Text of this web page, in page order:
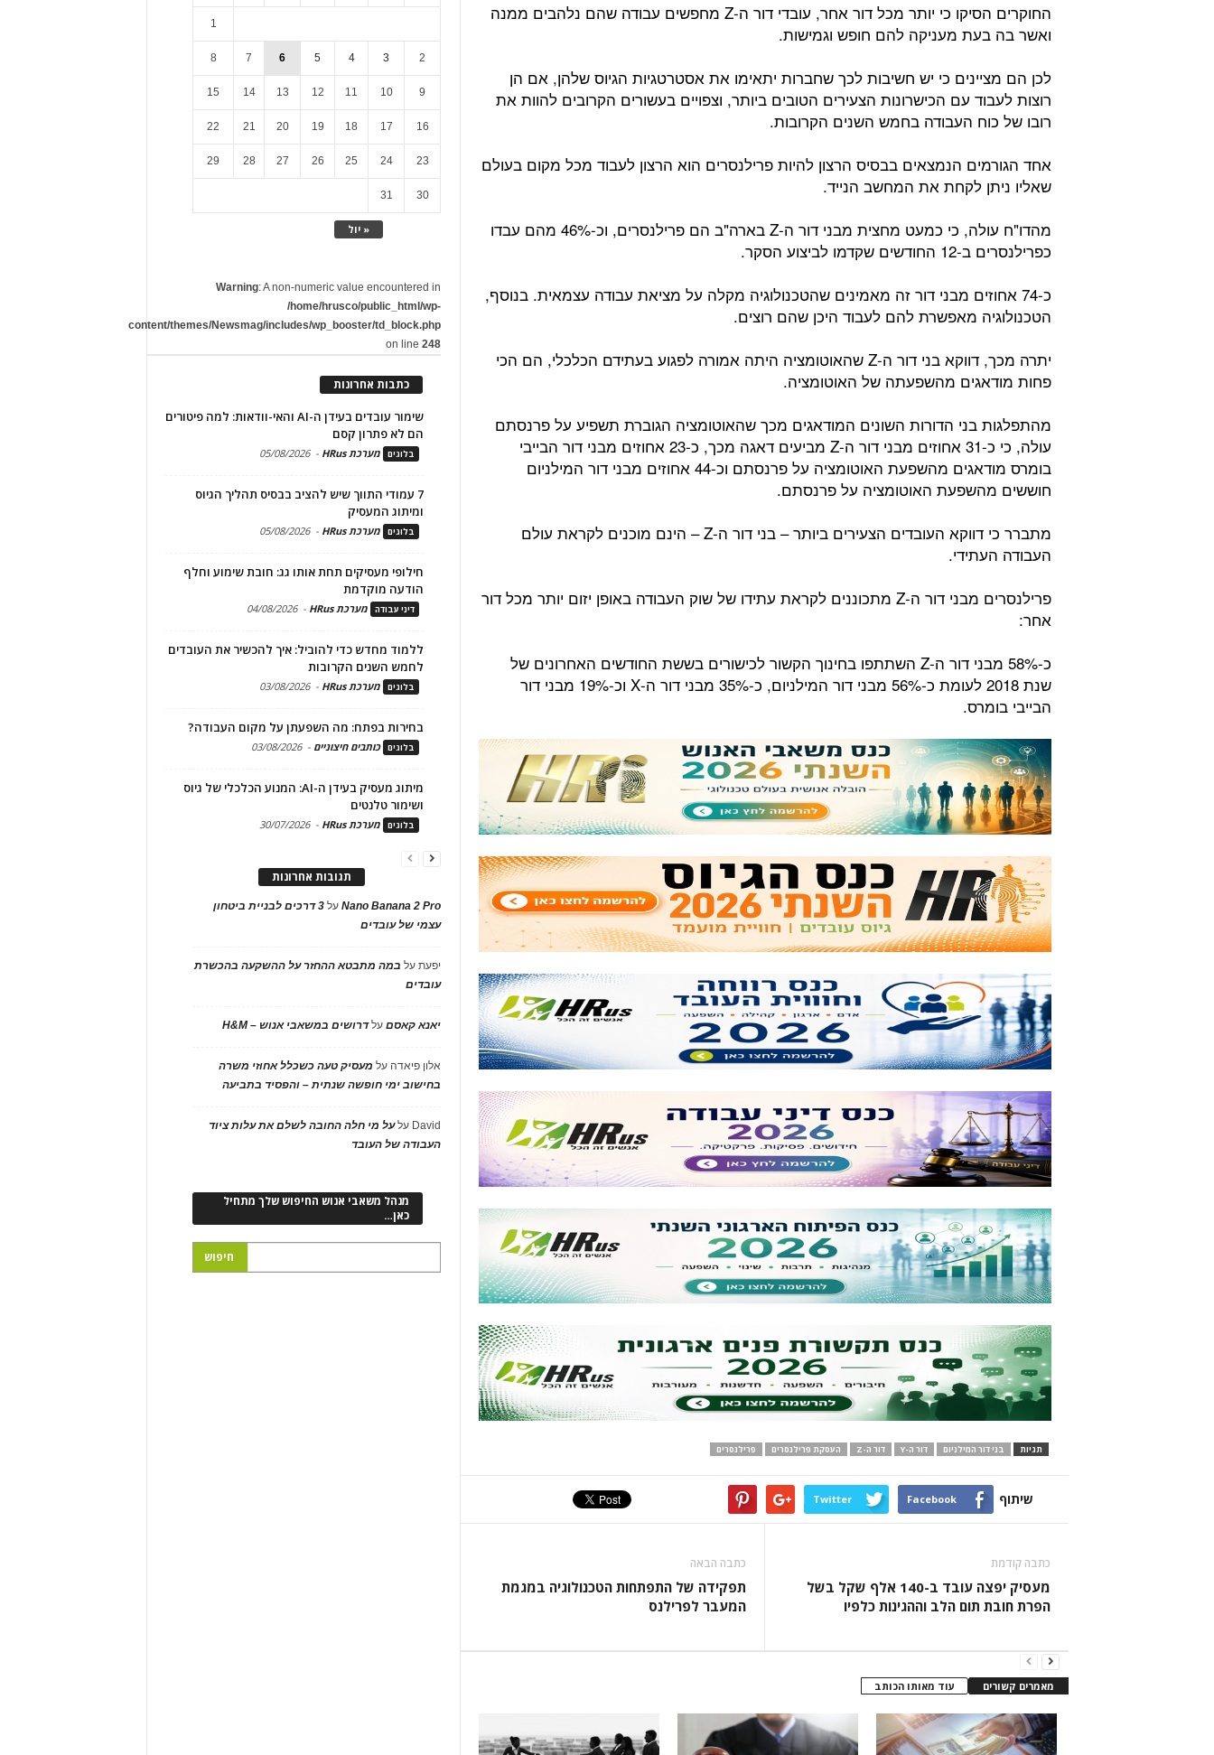
החוקרים הסיקו כי יותר מכל דור אחר, עובדי דור ה-Z מחפשים עבודה שהם נלהבים ממנה
ואשר בה בעת מעניקה להם חופש וגמישות.
לכן הם מציינים כי יש חשיבות לכך שחברות יתאימו את אסטרטגיות הגיוס שלהן, אם הן
רוצות לעבוד עם הכישרונות הצעירים הטובים ביותר, וצפויים בעשורים הקרובים להוות את
רובו של כוח העבודה בחמש השנים הקרובות.
אחד הגורמים הנמצאים בבסיס הרצון להיות פרילנסרים הוא הרצון לעבוד מכל מקום בעולם
שאליו ניתן לקחת את המחשב הנייד.
מהדו"ח עולה, כי כמעט מחצית מבני דור ה-Z בארה"ב הם פרילנסרים, וכ-46% מהם עבדו
כפרילנסרים ב-12 החודשים שקדמו לביצוע הסקר.
כ-74 אחוזים מבני דור זה מאמינים שהטכנולוגיה מקלה על מציאת עבודה עצמאית. בנוסף,
הטכנולוגיה מאפשרת להם לעבוד היכן שהם רוצים.
יתרה מכך, דווקא בני דור ה-Z שהאוטומציה היתה אמורה לפגוע בעתידם הכלכלי, הם הכי
פחות מודאגים מהשפעתה של האוטומציה.
מהתפלגות בני הדורות השונים המודאגים מכך שהאוטומציה הגוברת תשפיע על פרנסתם
עולה, כי כ-31 אחוזים מבני דור ה-Z מביעים דאגה מכך, כ-23 אחוזים מבני דור הבייבי
בומרס מודאגים מהשפעת האוטומציה על פרנסתם וכ-44 אחוזים מבני דור המילניום
חוששים מהשפעת האוטומציה על פרנסתם.
מתברר כי דווקא העובדים הצעירים ביותר – בני דור ה-Z – הינם מוכנים לקראת עולם
העבודה העתידי.
פרילנסרים מבני דור ה-Z מתכוננים לקראת עתידו של שוק העבודה באופן יזום יותר מכל דור
אחר:
כ-58% מבני דור ה-Z השתתפו בחינוך הקשור לכישורים בששת החודשים האחרונים של
שנת 2018 לעומת כ-56% מבני דור המילניום, כ-35% מבני דור ה-X וכ-19% מבני דור
הבייבי בומרס.
תגיות בני דור המילניום דור ה-Y דור ה-Z העסקת פרילנסרים פרילנסרים
שיתוף Facebook
Twitter
כתבה קודמת
מעסיק יפצה עובד ב-140 אלף שקל בשל
הפרת חובת תום הלב וההגינות כלפיו
כתבה הבאה
תפקידה של התפתחות הטכנולוגיה במגמת
המעבר לפרילנס
מאמרים קשורים עוד מאותו הכותב
« יול
1
2
3
4
5
6
7
8
9
10
11
12
13
14
15
16
17
18
19
20
21
22
23
24
25
26
27
28
29
30
31
Warning: A non-numeric value encountered in
/home/hrusco/public_html/wp-
content/themes/Newsmag/includes/wp_booster/td_block.php
on line248
כתבות אחרונות
שימור עובדים בעידן ה-AI והאי-וודאות: למה פיטורים
הם לא פתרון קסם
בלוגים מערכת HRus -
05/08/2026
7 עמודי התווך שיש להציב בבסיס תהליך הגיוס
ומיתוג המעסיק
בלוגים מערכת HRus -
05/08/2026
חילופי מעסיקים תחת אותו גג: חובת שימוע וחלף
הודעה מוקדמת
דיני עבודה מערכת HRus -
04/08/2026
ללמוד מחדש כדי להוביל: איך להכשיר את העובדים
לחמש השנים הקרובות
בלוגים מערכת HRus -
03/08/2026
בחירות בפתח: מה השפעתן על מקום העבודה?
בלוגים כותבים חיצוניים -
03/08/2026
מיתוג מעסיק בעידן ה-AI: המנוע הכלכלי של גיוס
ושימור טלנטים
בלוגים מערכת HRus -
30/07/2026
תגובות אחרונות
Nano Banana 2 Proעל
3 דרכים לבניית ביטחון
עצמי של עובדים
יפעתעל במה מתבטא ההחזר על ההשקעה בהכשרת
עובדים
יאנא קאסםעלדרושים במשאבי אנוש – H&M
אלון פיאדה על מעסיק טעה כשכלל אחוזי משרה
בחישוב ימי חופשה שנתית – והפסיד בתביעה
David עלעל מי חלה החובה לשלם את עלות ציוד
העבודה של העובד
מנהל משאבי אנוש החיפוש שלך מתחיל
כאן…